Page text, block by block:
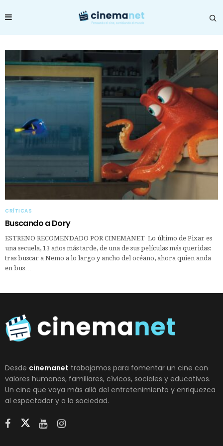
CRÍTICAS
Buscando a Dory
ESTRENO RECOMENDADO POR CINEMANET Lo último de Pixar es
una secuela, 13 años más tarde, de una de sus películas más queridas:
tras buscar a Nemo a lo largo y ancho del océano, ahora quien anda
en bus…
Desde cinemanet trabajamos para fomentar un cine con
valores humanos, familiares, cívicos, sociales y educativos.
Un cine que vaya más allá del entretenimiento y enriquezca
al espectador y a la sociedad.